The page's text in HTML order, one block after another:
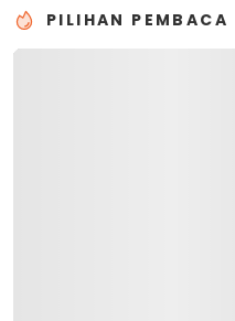
PILIHAN PEMBACA